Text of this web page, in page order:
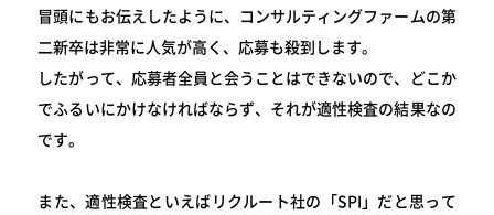
冒頭にもお伝えしたように、コンサルティングファームの第
二新卒は非常に人気が高く、応募も殺到します。
したがって、応募者全員と会うことはできないので、どこか
でふるいにかけなければならず、それが適性検査の結果なの
です。
また、適性検査といえばリクルート社の「SPI」だと思って